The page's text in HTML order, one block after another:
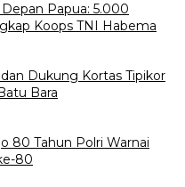
Papua: 5.000
Koops TNI Habema
Dukung Kortas Tipikor
Bara
80 Tahun Polri Warnai
80